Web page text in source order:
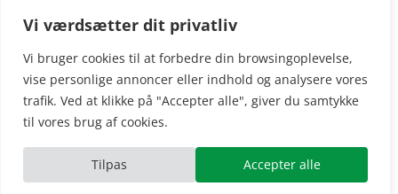
Vi værdsætter dit privatliv
Vi bruger cookies til at forbedre din browsingoplevelse,
vise personlige annoncer eller indhold og analysere vores
trafik. Ved at klikke på "Accepter alle", giver du samtykke
til vores brug af cookies.
Tilpas Accepter alle
Kungsbro Strand 29, 112 26 Stockholm, Sverige.
Copyright © 2025Træhytter24, vi opererer også i følgende
andre lande: SE|FI|